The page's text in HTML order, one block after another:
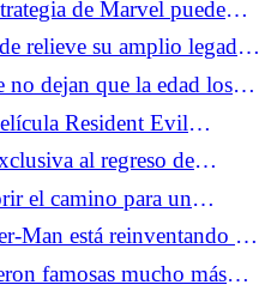
de Marvel puede
de acción en vivo
relieve su amplio legado
dejan que la edad los
Resident Evil
de OG están al volante
al regreso de
a los días de gloria de los
el camino para un
fanáticos
Man está reinventando el
New Day
famosas mucho más